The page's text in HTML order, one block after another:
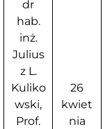
dr
hab.
inż.
Julius
z L.
Kuliko
wski,
Prof.
26
kwiet
nia